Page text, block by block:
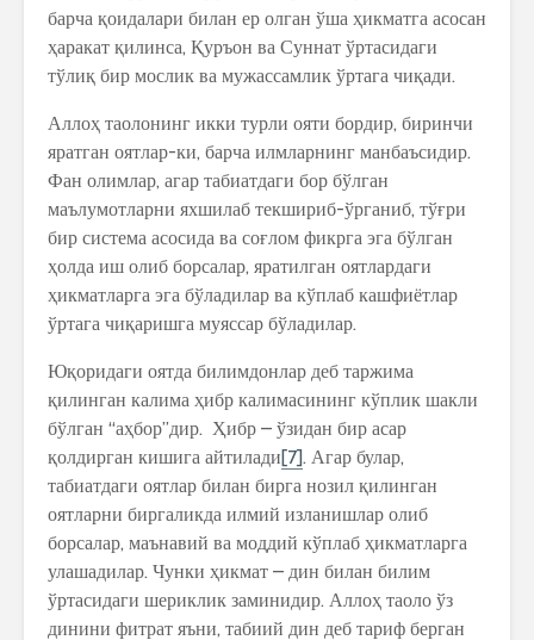
барча қоидалари билан ер олган ўша ҳикматга асосан
ҳаракат қилинса, Қуръон ва Суннат ўртасидаги
тўлиқ бир мослик ва мужассамлик ўртага чиқади.
Аллоҳ таолонинг икки турли ояти бордир, биринчи
яратган оятлар-ки, барча илмларнинг манбаъсидир.
Фан олимлар, агар табиатдаги бор бўлган
маълумотларни яхшилаб текшириб-ўрганиб, тўғри
бир система асосида ва соғлом фикрга эга бўлган
ҳолда иш олиб борсалар, яратилган оятлардаги
ҳикматларга эга бўладилар ва кўплаб кашфиётлар
ўртага чиқаришга муяссар бўладилар.
Юқоридаги оятда билимдонлар деб таржима
қилинган калима ҳибр калимасининг кўплик шакли
бўлган “аҳбор”дир. Ҳибр – ўзидан бир асар
қолдирган кишига айтилади[7]. Агар булар,
табиатдаги оятлар билан бирга нозил қилинган
оятларни биргаликда илмий изланишлар олиб
борсалар, маънавий ва моддий кўплаб ҳикматларга
улашадилар. Чунки ҳикмат – дин билан билим
ўртасидаги шериклик заминидир. Аллоҳ таоло ўз
динини фитрат яъни, табиий дин деб тариф берган